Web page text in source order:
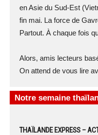
en Asie du Sud-Est
fin mai. La force de
Partout. À chaque fois
Alors, amis lecteurs
On attend de vous lire
Notre semaine
THAÏLANDE EXPRESS –